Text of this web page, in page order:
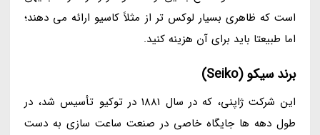
است که ظاهری بسیار لوکس تر از مثلاً کاسیو ارائه می دهند؛
اما طبیعتا باید برای آن هزینه کنید.
برند سیکو (Seiko)
این شرکت ژاپنی، که در سال 1881 در توکیو تأسیس شد، در
طول دهه ها جایگاه خاصی در صنعت ساعت سازی به دست